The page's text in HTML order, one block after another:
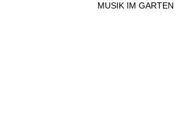
MUSIK IM GARTEN